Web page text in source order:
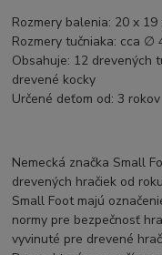
Rozmery balenia: 20 x 19
Rozmery tučniaka: cca ∅
Obsahuje: 12 drevených
drevené kocky
Určené deťom od: 3 rokov
Nemecká značka Small
drevených hračiek od
Small Foot majú
normy pre bezpečnosť
vyvinuté pre drevené